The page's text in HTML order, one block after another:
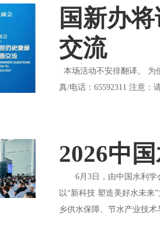
国新办
交流
本场活动不安排翻译。 为
真/电话：65592311 注意
2026中
6月3日，由中国水利学
以“新科技 塑造美好水未来
乡供水保障、节水产业技